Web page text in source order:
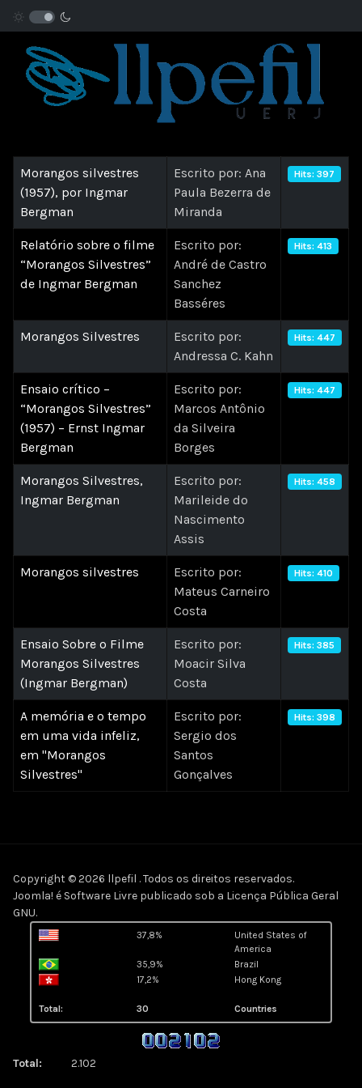
Morangos silvestres
(1957), por Ingmar
Bergman
Escrito por: Ana
Paula Bezerra de
Miranda
Hits: 397
Relatório sobre o filme
“Morangos Silvestres”
de Ingmar Bergman
Escrito por:
André de Castro
Sanchez
Basséres
Hits: 413
Morangos Silvestres
Escrito por:
Andressa C. Kahn
Hits: 447
Ensaio crítico –
“Morangos Silvestres”
(1957) – Ernst Ingmar
Bergman
Escrito por:
Marcos Antônio
da Silveira
Borges
Hits: 447
Morangos Silvestres,
Ingmar Bergman
Escrito por:
Marileide do
Nascimento
Assis
Hits: 458
Morangos silvestres
Escrito por:
Mateus Carneiro
Costa
Hits: 410
Ensaio Sobre o Filme
Morangos Silvestres
(Ingmar Bergman)
Escrito por:
Moacir Silva
Costa
Hits: 385
A memória e o tempo
em uma vida infeliz,
em "Morangos
Silvestres"
Escrito por:
Sergio dos
Santos
Gonçalves
Hits: 398
Copyright © 2026 llpefil . Todos os direitos reservados.
Joomla! é Software Livre publicado sob a Licença Pública Geral
GNU.
37,8%
United States of
America
35,9%
Brazil
17,2%
Hong Kong
Total: 30 Countries
Total: 2.102